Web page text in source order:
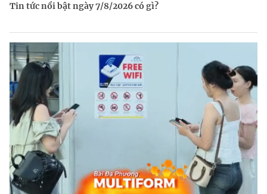
Tin tức nổi bật ngày 7/8/2026 có gì?